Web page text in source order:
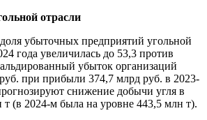
отрасли
убыточных предприятий угольной
года увеличилась до 53,3 против
убыток организаций
при прибыли 374,7 млрд руб. в 2023-
снижение добычи угля в
т (в 2024-м была на уровне 443,5 млн т).